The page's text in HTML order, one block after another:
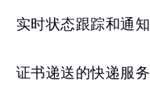
实时状态跟踪和通知
证书递送的快递服务